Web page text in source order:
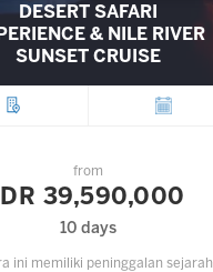
DESERT SAFARI
& NILE RIVER
SUNSET CRUISE
from
IDR 39,590,000
10 days
ini memiliki peninggalan sejarah